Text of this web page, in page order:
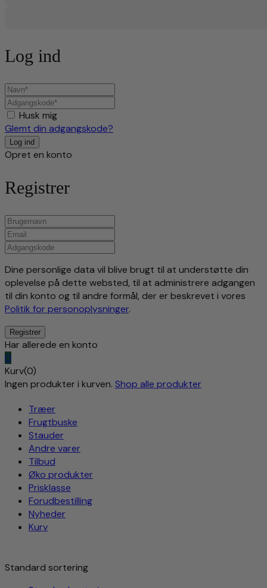
Log ind
Husk mig
Glemt din adgangskode?
Opret en konto
Registrer
Dine personlige data vil blive brugt til at understøtte din
oplevelse på dette websted, til at administrere adgangen
til din konto og til andre formål, der er beskrevet i vores
Politik for personoplysninger.
Har allerede en konto
0
Kurv(0)
Ingen produkter i kurven. Shop alle produkter
Træer
Frugtbuske
Stauder
Andre varer
Tilbud
Øko produkter
Prisklasse
Forudbestilling
Nyheder
Kurv
Standard sortering